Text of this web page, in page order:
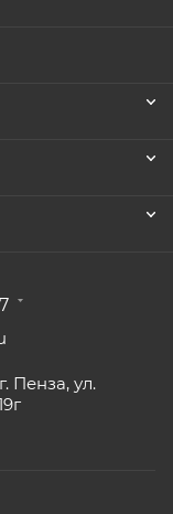
Пенза, ул.